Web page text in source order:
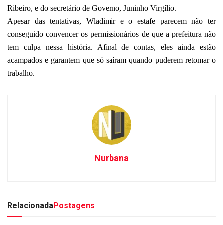
Ribeiro, e do secretário de Governo, Juninho Virgílio.
Apesar das tentativas, Wladimir e o estafe parecem não ter
conseguido convencer os permissionários de que a prefeitura não
tem culpa nessa história. Afinal de contas, eles ainda estão
acampados e garantem que só saíram quando puderem retomar o
trabalho.
Nurbana
RelacionadaPostagens